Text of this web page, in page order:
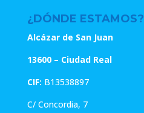
¿DÓNDE ESTAMOS?
Alcázar de San Juan
13600 – Ciudad Real
CIF: B13538897
C/ Concordia, 7